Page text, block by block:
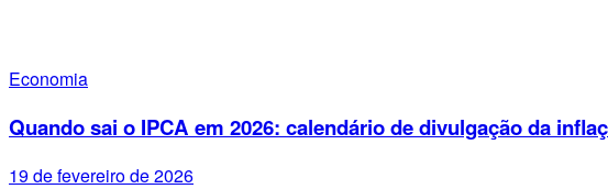
Economia
Quando sai o IPCA em 2026: calendário de divulgação da
19 de fevereiro de 2026